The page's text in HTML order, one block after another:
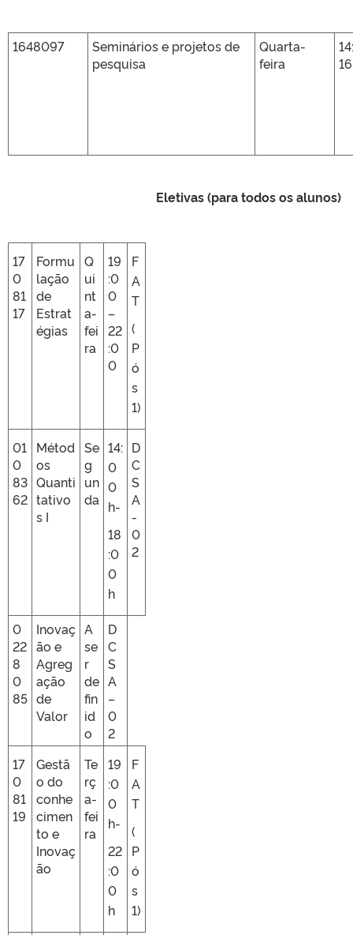
1648097
Seminários e projetos de
pesquisa
Quarta-
feira
Eletivas (para todos os alunos)
17
0
81
17
Formu
lação
de
Estrat
égias
Q
ui
nt
a-
fei
ra
19
:0
0
–
22
:0
0
F
A
T
(
P
ó
s
1)
01
0
83
62
Métod
os
Quanti
tativo
s I
Se
g
un
da
14:
0
0
h-
18
:0
0
h
D
C
S
A
-
0
2
0
22
8
0
85
Inovaç
ão e
Agreg
ação
de
Valor
A
se
r
de
fin
id
o
D
C
S
A
–
0
2
17
0
81
19
Gestã
o do
conhe
cimen
to e
Inovaç
ão
Te
rç
a-
fei
ra
19
:0
0
h-
22
:0
0
h
F
A
T
(
P
ó
s
1)